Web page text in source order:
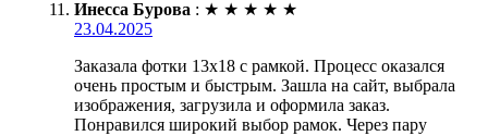
Инесса Бурова : ★ ★ ★ ★ ★
23.04.2025
Заказала фотки 13х18 с рамкой. Процесс оказался
очень простым и быстрым. Зашла на сайт, выбрала
изображения, загрузила и оформила заказ.
Понравился широкий выбор рамок. Через пару